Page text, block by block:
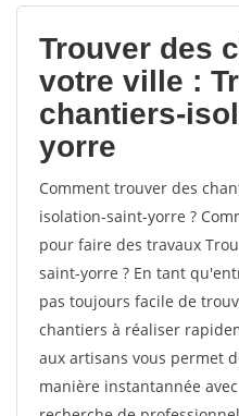
Trouver des
votre ville :
chantiers-
yorre
Comment trouver des
isolation-saint-yorre ?
pour faire des travaux
saint-yorre ? En tant
pas toujours facile de
chantiers à réaliser
aux artisans vous permet
manière instantannée